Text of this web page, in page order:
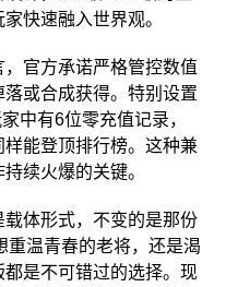
快速融入世界观。
官方承诺严格管控数值
或合成获得。特别设置
中有6位零充值记录，
能登顶排行榜。这种兼
续火爆的关键。
体形式，不变的是那份
重温青春的老将，还是渴
是不可错过的选择。现